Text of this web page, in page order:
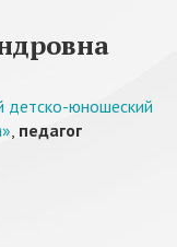
детско-юношеский
, педагог